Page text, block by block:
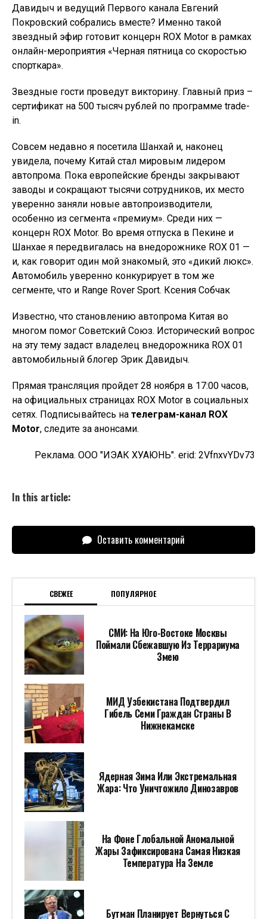
Давидыч и ведущий Первого канала Евгений
Покровский собрались вместе? Именно такой
звездный эфир готовит концерн ROX Motor в рамках
онлайн-мероприятия «Черная пятница со скоростью
спорткара».
Звездные гости проведут викторину. Главный приз –
сертификат на 500 тысяч рублей по программе trade-
in.
Совсем недавно я посетила Шанхай и, наконец
увидела, почему Китай стал мировым лидером
автопрома. Пока европейские бренды закрывают
заводы и сокращают тысячи сотрудников, их место
уверенно заняли новые автопроизводители,
особенно из сегмента «премиум». Среди них —
концерн ROX Motor. Во время отпуска в Пекине и
Шанхае я передвигалась на внедорожнике ROX 01 —
и, как говорит один мой знакомый, это «дикий люкс».
Автомобиль уверенно конкурирует в том же
сегменте, что и Range Rover Sport. Ксения Собчак
Известно, что становлению автопрома Китая во
многом помог Советский Союз. Исторический вопрос
на эту тему задаст владелец внедорожника ROX 01
автомобильный блогер Эрик Давидыч.
Прямая трансляция пройдет 28 ноября в 17:00 часов,
на официальных страницах ROX Motor в социальных
сетях. Подписывайтесь на телеграм-канал ROX
Motor, следите за анонсами.
Реклама. ООО "ИЭАК ХУАЮНЬ". erid: 2VfnxvYDv73
In this article:
Оставить комментарий
СВЕЖЕЕ ПОПУЛЯРНОЕ
СМИ: На Юго-Востоке Москвы
Поймали Сбежавшую Из Террариума
Змею
МИД Узбекистана Подтвердил
Гибель Семи Граждан Страны В
Нижнекамске
Ядерная Зима Или Экстремальная
Жара: Что Уничтожило Динозавров
На Фоне Глобальной Аномальной
Жары Зафиксирована Самая Низкая
Температура На Земле
Бутман Планирует Вернуться С